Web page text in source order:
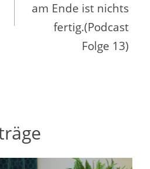
am Ende ist nichts
fertig.(Podcast
Folge 13)